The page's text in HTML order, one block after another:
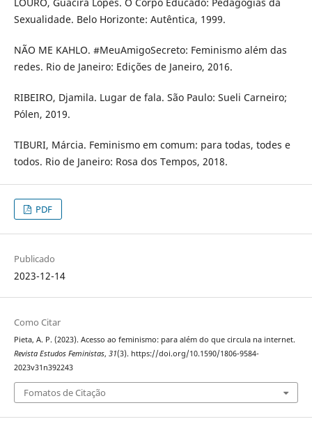
LOURO, Guacira Lopes. O Corpo Educado: Pedagogias da
Sexualidade. Belo Horizonte: Autêntica, 1999.
NÃO ME KAHLO. #MeuAmigoSecreto: Feminismo além das
redes. Rio de Janeiro: Edições de Janeiro, 2016.
RIBEIRO, Djamila. Lugar de fala. São Paulo: Sueli Carneiro;
Pólen, 2019.
TIBURI, Márcia. Feminismo em comum: para todas, todes e
todos. Rio de Janeiro: Rosa dos Tempos, 2018.
PDF
Publicado
2023-12-14
Como Citar
Pieta, A. P. (2023). Acesso ao feminismo: para além do que circula na internet.
Revista Estudos Feministas, 31(3). https://doi.org/10.1590/1806-9584-
2023v31n392243
Fomatos de Citação